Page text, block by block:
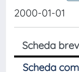
2000-01-01
Scheda
Scheda